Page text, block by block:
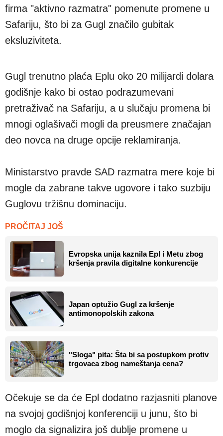
firma "aktivno razmatra" pomenute promene u
Safariju, što bi za Gugl značilo gubitak
eksluziviteta.
Gugl trenutno plaća Eplu oko 20 milijardi dolara
godišnje kako bi ostao podrazumevani
pretraživač na Safariju, a u slučaju promena bi
mnogi oglašivači mogli da preusmere značajan
deo novca na druge opcije reklamiranja.
Ministarstvo pravde SAD razmatra mere koje bi
mogle da zabrane takve ugovore i tako suzbiju
Guglovu tržišnu dominaciju.
PROČITAJ JOŠ
Evropska unija kaznila Epl i Metu zbog
kršenja pravila digitalne konkurencije
Japan optužio Gugl za kršenje
antimonopolskih zakona
"Sloga" pita: Šta bi sa postupkom protiv
trgovaca zbog nameštanja cena?
Očekuje se da će Epl dodatno razjasniti planove
na svojoj godišnjoj konferenciji u junu, što bi
moglo da signalizira još dublje promene u